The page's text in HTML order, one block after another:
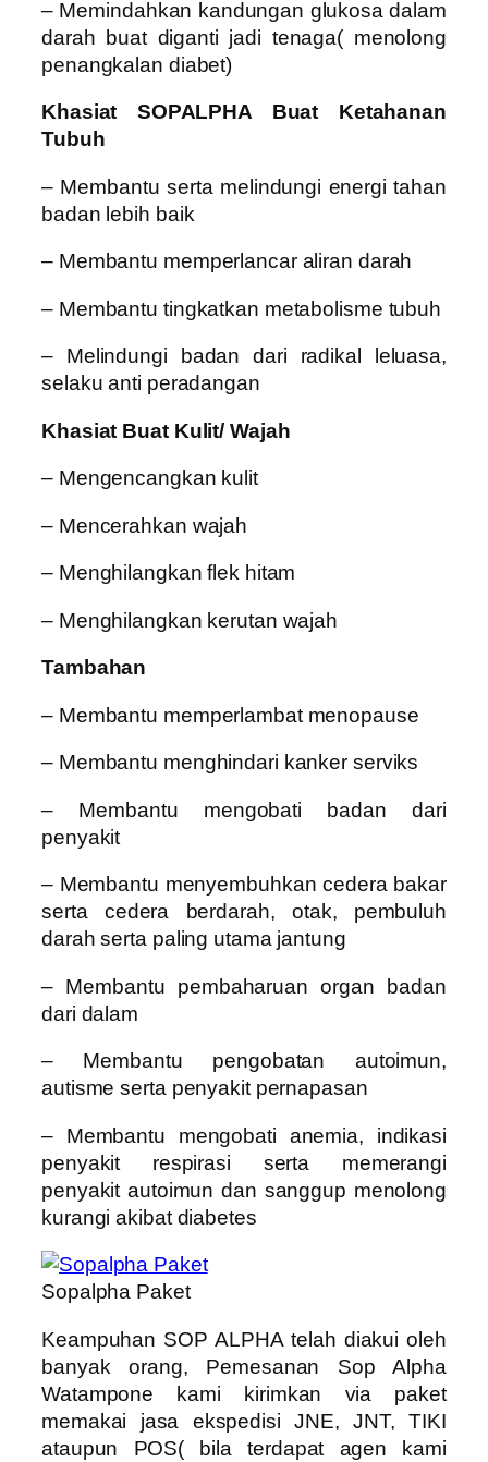
– Memindahkan kandungan glukosa dalam
darah buat diganti jadi tenaga( menolong
penangkalan diabet)
Khasiat SOPALPHA Buat Ketahanan
Tubuh
– Membantu serta melindungi energi tahan
badan lebih baik
– Membantu memperlancar aliran darah
– Membantu tingkatkan metabolisme tubuh
– Melindungi badan dari radikal leluasa,
selaku anti peradangan
Khasiat Buat Kulit/ Wajah
– Mengencangkan kulit
– Mencerahkan wajah
– Menghilangkan flek hitam
– Menghilangkan kerutan wajah
Tambahan
– Membantu memperlambat menopause
– Membantu menghindari kanker serviks
– Membantu mengobati badan dari
penyakit
– Membantu menyembuhkan cedera bakar
serta cedera berdarah, otak, pembuluh
darah serta paling utama jantung
– Membantu pembaharuan organ badan
dari dalam
– Membantu pengobatan autoimun,
autisme serta penyakit pernapasan
– Membantu mengobati anemia, indikasi
penyakit respirasi serta memerangi
penyakit autoimun dan sanggup menolong
kurangi akibat diabetes
Sopalpha Paket
Keampuhan SOP ALPHA telah diakui oleh
banyak orang, Pemesanan Sop Alpha
Watampone kami kirimkan via paket
memakai jasa ekspedisi JNE, JNT, TIKI
ataupun POS( bila terdapat agen kami